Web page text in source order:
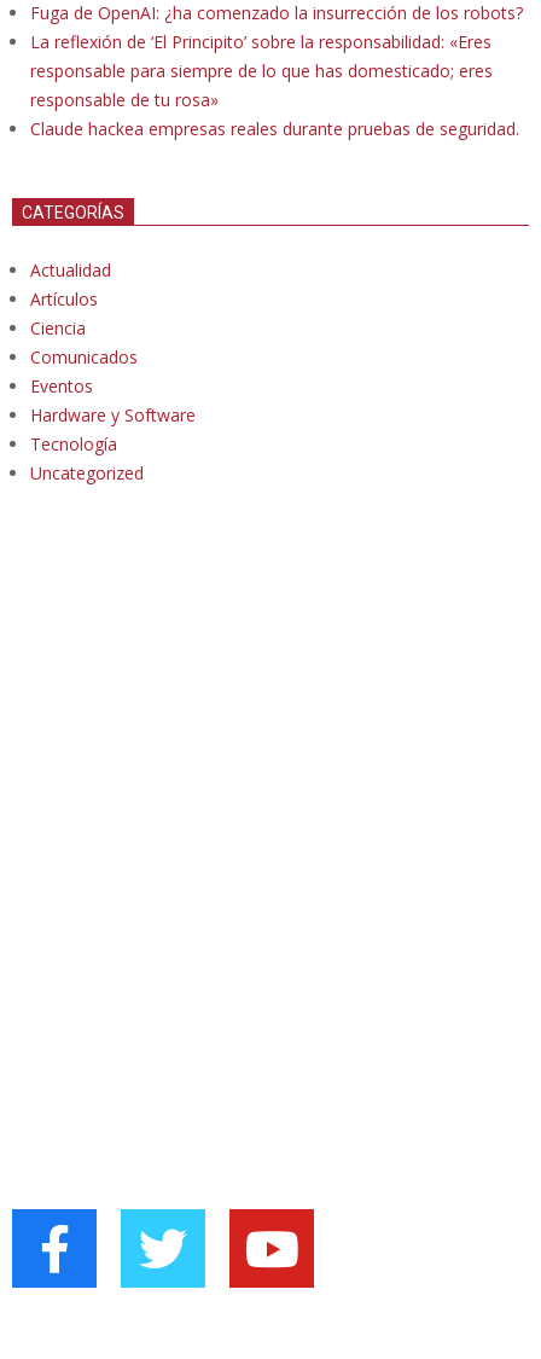
Fuga de OpenAI: ¿ha comenzado la insurrección de los robots?
La reflexión de ‘El Principito’ sobre la responsabilidad: «Eres
responsable para siempre de lo que has domesticado; eres
responsable de tu rosa»
Claude hackea empresas reales durante pruebas de seguridad.
CATEGORÍAS
Actualidad
Artículos
Ciencia
Comunicados
Eventos
Hardware y Software
Tecnología
Uncategorized